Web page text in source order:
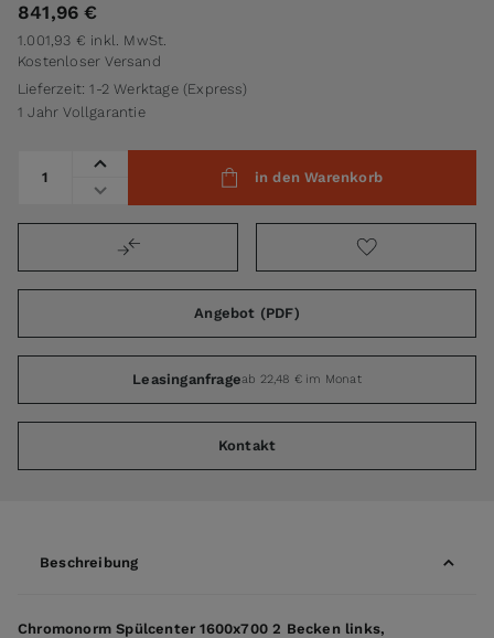
841,96 €
1.001,93 € inkl. MwSt.
Kostenloser Versand
Lieferzeit: 1-2 Werktage (Express)
1 Jahr Vollgarantie
in den Warenkorb
Angebot (PDF)
Leasinganfrageab 22,48 € im Monat
Kontakt
Beschreibung
Chromonorm Spülcenter 1600x700 2 Becken links,